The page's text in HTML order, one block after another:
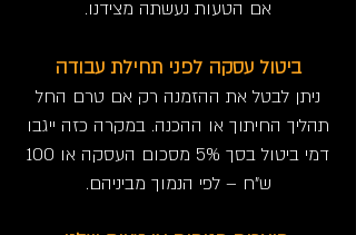
אם הטעות נעשתה מצידנו.
ביטול עסקה לפני תחילת עבודה
ניתן לבטל את ההזמנה רק אם טרם החל
תהליך החיתוך או ההכנה. במקרה כזה ייגבו
דמי ביטול בסך 5% מסכום העסקה או 100
ש"ח – לפי הנמוך מביניהם.